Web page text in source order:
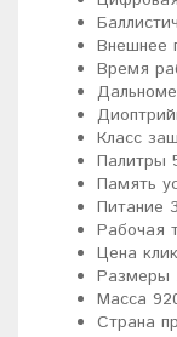
Внешнее
Время
Класс
Палитры
Память
Питание
Рабочая
Цена
Размеры
Масса
Страна